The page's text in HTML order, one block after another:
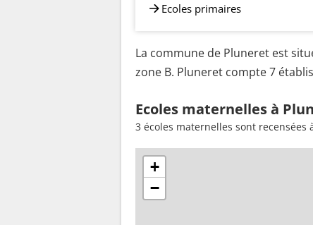
Ecoles primaires
La commune de Pluneret est
zone B. Pluneret compte 7
Ecoles maternelles à
3 écoles maternelles sont recensées
+
−